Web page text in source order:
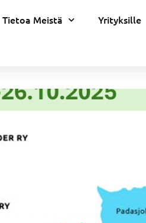
Tietoa Meistä Yrityksille